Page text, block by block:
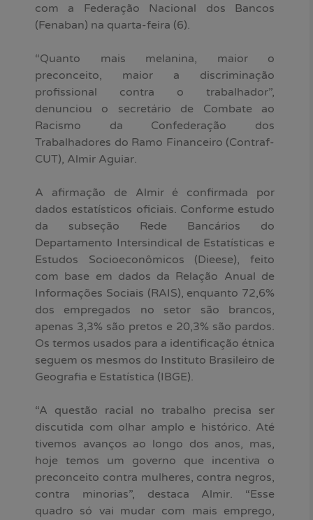
com a Federação Nacional dos Bancos
(Fenaban) na quarta-feira (6).
“Quanto mais melanina, maior o
preconceito, maior a discriminação
profissional contra o trabalhador”,
denunciou o secretário de Combate ao
Racismo da Confederação dos
Trabalhadores do Ramo Financeiro (Contraf-
CUT), Almir Aguiar.
A afirmação de Almir é confirmada por
dados estatísticos oficiais. Conforme estudo
da subseção Rede Bancários do
Departamento Intersindical de Estatísticas e
Estudos Socioeconômicos (Dieese), feito
com base em dados da Relação Anual de
Informações Sociais (RAIS), enquanto 72,6%
dos empregados no setor são brancos,
apenas 3,3% são pretos e 20,3% são pardos.
Os termos usados para a identificação étnica
seguem os mesmos do Instituto Brasileiro de
Geografia e Estatística (IBGE).
“A questão racial no trabalho precisa ser
discutida com olhar amplo e histórico. Até
tivemos avanços ao longo dos anos, mas,
hoje temos um governo que incentiva o
preconceito contra mulheres, contra negros,
contra minorias”, destaca Almir. “Esse
quadro só vai mudar com mais emprego,